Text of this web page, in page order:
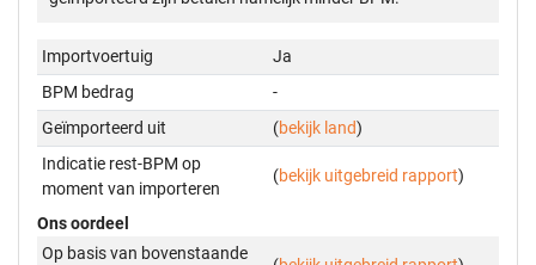
Importvoertuig
Ja
BPM bedrag
-
Geïmporteerd uit
(bekijk land)
Indicatie rest-BPM op
moment van importeren
(bekijk uitgebreid rapport)
Ons oordeel
Op basis van bovenstaande